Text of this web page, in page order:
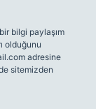
bilgi paylaşım
olduğunu
adresine
sitemizden